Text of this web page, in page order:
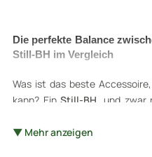
Die perfekte Balance
Still-BH im Vergleich
Was ist das beste
kann? EinStill-BH , und
Unterstützung bietet und
▼ Mehr anzeigen